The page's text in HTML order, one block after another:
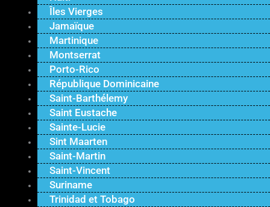
Îles Vierges
Jamaïque
Martinique
Montserrat
Porto-Rico
République Dominicaine
Saint-Barthélemy
Saint Eustache
Sainte-Lucie
Sint Maarten
Saint-Martin
Saint-Vincent
Suriname
Trinidad et Tobago